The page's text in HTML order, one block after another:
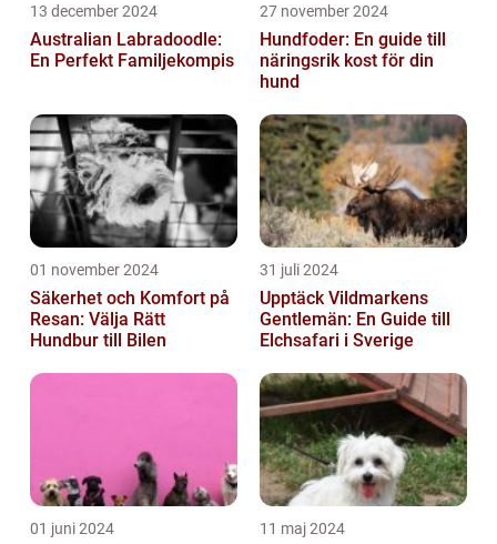
13 december 2024
Australian Labradoodle:
En Perfekt Familjekompis
27 november 2024
Hundfoder: En guide till
näringsrik kost för din
hund
01 november 2024
Säkerhet och Komfort på
Resan: Välja Rätt
Hundbur till Bilen
31 juli 2024
Upptäck Vildmarkens
Gentlemän: En Guide till
Elchsafari i Sverige
01 juni 2024 11 maj 2024